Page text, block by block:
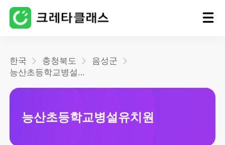
블로그
한국 충청북도
음성군
능산초등학교병설유치원
능산초등학교병설유치원